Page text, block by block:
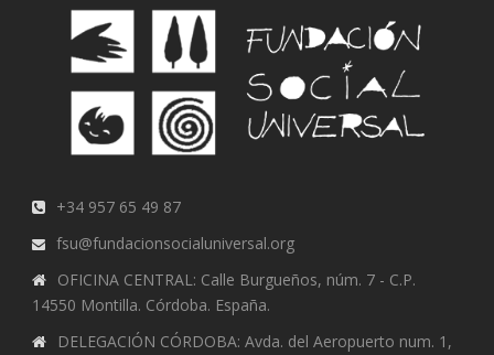
+34 957 65 49 87
fsu@fundacionsocialuniversal.org
OFICINA CENTRAL: Calle Burgueños, núm. 7 - C.P.
14550 Montilla. Córdoba. España.
DELEGACIÓN CÓRDOBA: Avda. del Aeropuerto num. 1,